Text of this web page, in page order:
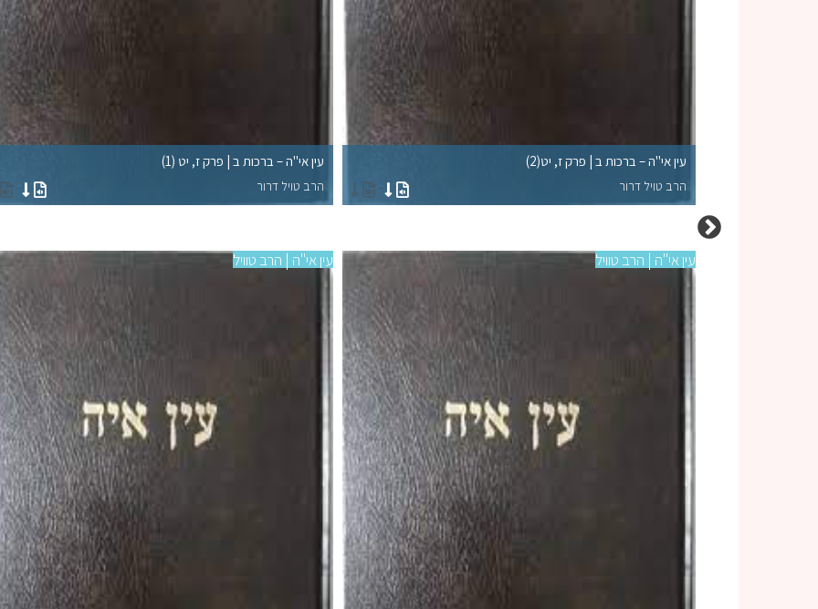
עין אי"ה – ברכות ב | פרק ז, יט(2)
הרב טויל דרור
עין אי"ה – ברכות ב | פרק ז, יט (1)
הרב טויל דרור
עין אי"ה | הרב טוויל עין אי"ה | הרב טוויל